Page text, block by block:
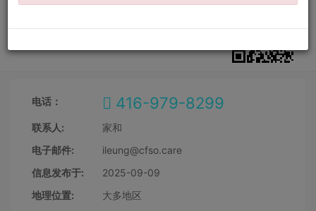
电话： 416-979-8299
联系人:
家和
电子邮件:
ileung@cfso.care
信息发布于:
2025-09-09
地理位置:
大多地区